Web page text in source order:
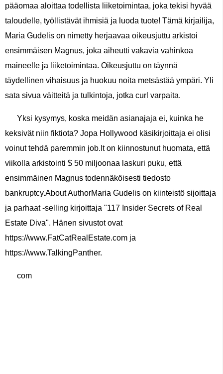
pääomaa aloittaa todellista liiketoimintaa, joka tekisi hyvää
taloudelle, työllistävät ihmisiä ja luoda tuote! Tämä kirjailija,
Maria Gudelis on nimetty herjaavaa oikeusjuttu arkistoi
ensimmäisen Magnus, joka aiheutti vakavia vahinkoa
maineelle ja liiketoimintaa. Oikeusjuttu on täynnä
täydellinen vihaisuus ja huokuu noita metsästää ympäri. Yli
sata sivua väitteitä ja tulkintoja, jotka curl varpaita.
Yksi kysymys, koska meidän asianajaja ei, kuinka he
keksivät niin fiktiota? Jopa Hollywood käsikirjoittaja ei olisi
voinut tehdä paremmin job.It on kiinnostunut huomata, että
viikolla arkistointi $ 50 miljoonaa laskuri puku, että
ensimmäinen Magnus todennäköisesti tiedosto
bankruptcy.About AuthorMaria Gudelis on kiinteistö sijoittaja
ja parhaat -selling kirjoittaja "117 Insider Secrets of Real
Estate Diva". Hänen sivustot ovat
https://www.FatCatRealEstate.com ja
https://www.TalkingPanther.
com